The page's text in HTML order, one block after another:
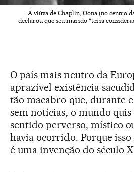
A viúva de Chaplin, Oona (no centro
declarou que seu marido “teria
O país mais neutro da
aprazível existência
tão macabro que, durante
sem notícias, o mundo
sentido perverso, místico
havia ocorrido. Porque isso
é uma invenção do século